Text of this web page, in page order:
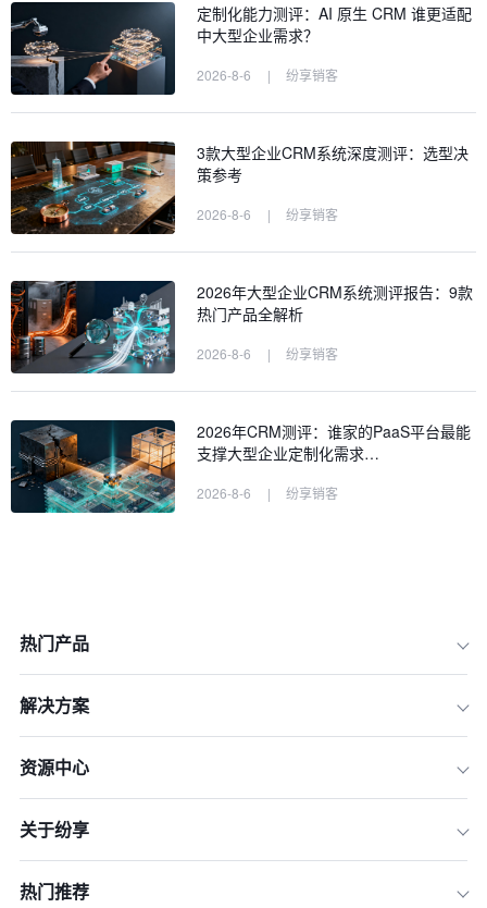
定制化能力测评：AI 原生 CRM 谁更适配
中大型企业需求？
2026-8-6 | 纷享销客
3款大型企业CRM系统深度测评：选型决
策参考
2026-8-6 | 纷享销客
2026年大型企业CRM系统测评报告：9款
热门产品全解析
2026-8-6 | 纷享销客
2026年CRM测评：谁家的PaaS平台最能
支撑大型企业定制化需求…
2026-8-6 | 纷享销客
热门产品
解决方案
资源中心
关于纷享
热门推荐